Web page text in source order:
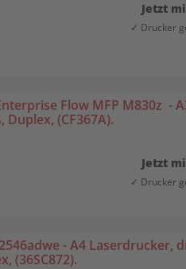
Jetzt
✓ Drucker
Flow MFP M830z -
Duplex, (CF367A).
Jetzt
✓ Drucker
- A4 Laserdrucker,
(36SC872).